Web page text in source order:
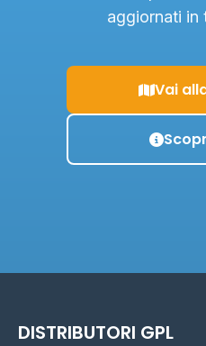
aggiornati in
Vai
DISTRIBUTORI GPL